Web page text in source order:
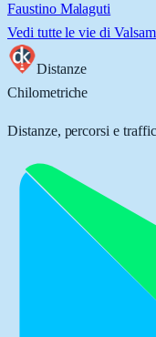
Faustino Malaguti
Vedi tutte le vie di
Distanze
Chilometriche
Distanze, percorsi e